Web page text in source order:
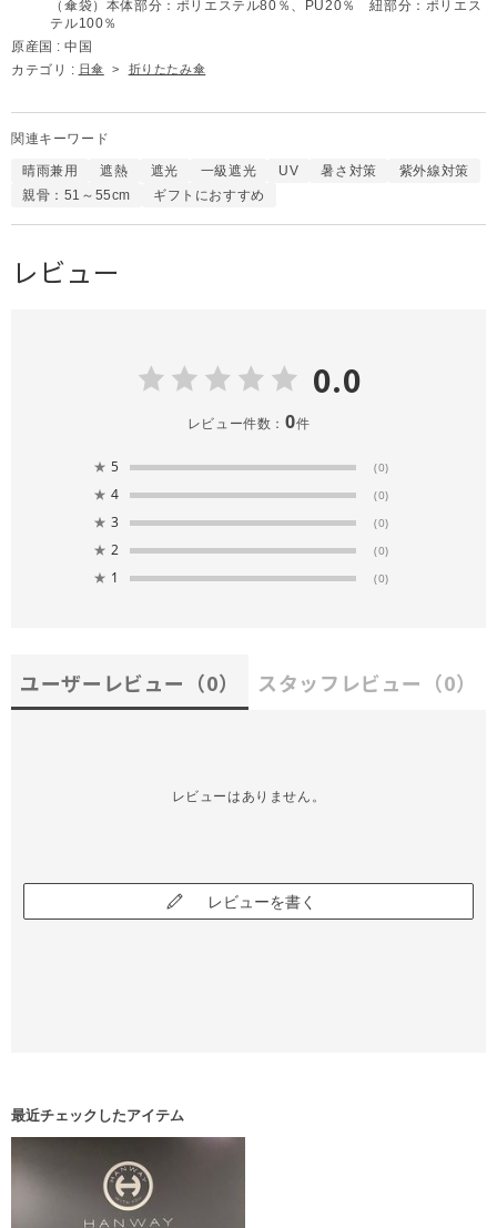
（傘袋）本体部分：ポリエステル80％、PU20％ 紐部分：ポリエス
テル100％
原産国 : 中国
カテゴリ : 日傘 > 折りたたみ傘
関連キーワード
晴雨兼用 遮熱 遮光 一級遮光 UV 暑さ対策
紫外線対策
親骨：51～55cm
ギフトにおすすめ
レビュー
0.0
レビュー件数： 0件
★ 5 (0)
★ 4 (0)
★ 3 (0)
★ 2 (0)
★ 1 (0)
ユーザーレビュー （0） スタッフレビュー （0）
レビューはありません。
レビューを書く
最近チェックしたアイテム